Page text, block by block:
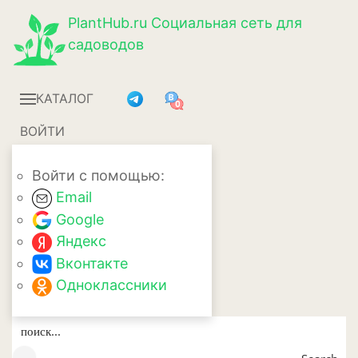
PlantHub.ru Социальная сеть для
садоводов
КАТАЛОГ
ВОЙТИ
Войти с помощью:
Email
Google
Яндекс
Вконтакте
Одноклассники